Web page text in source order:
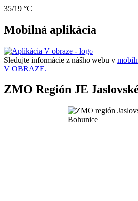
35/19 °C
Mobilná aplikácia
Sledujte informácie z nášho webu v
V OBRAZE.
ZMO Región JE